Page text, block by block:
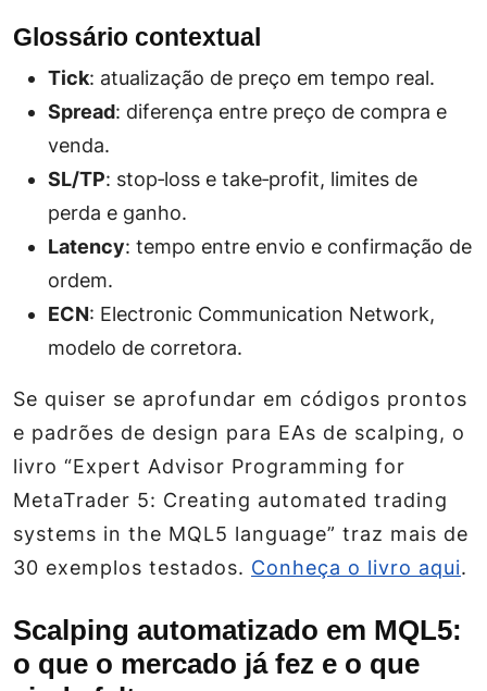
Glossário contextual
Tick: atualização de preço em tempo real.
Spread: diferença entre preço de compra e
venda.
SL/TP: stop‑loss e take‑profit, limites de
perda e ganho.
Latency: tempo entre envio e confirmação de
ordem.
ECN: Electronic Communication Network,
modelo de corretora.
Se quiser se aprofundar em códigos prontos
e padrões de design para EAs de scalping, o
livro “Expert Advisor Programming for
MetaTrader 5: Creating automated trading
systems in the MQL5 language” traz mais de
30 exemplos testados. Conheça o livro aqui.
Scalping automatizado em MQL5:
o que o mercado já fez e o que